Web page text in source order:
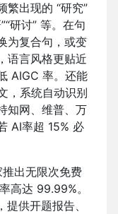
繁出现的 “研究”
研讨” 等。在句
为复合句，或变
语言风格更贴近
AIGC 率。还能
，系统自动识别
知网、维普、万
AI率超 15% 必
推出无限次免费
高达 99.99%。
供开题报告、